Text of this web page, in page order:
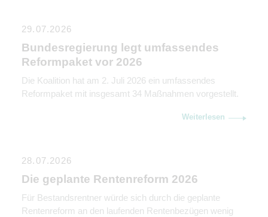
29.07.2026
Bundesregierung legt umfassendes
Reformpaket vor 2026
Die Koalition hat am 2. Juli 2026 ein umfassendes
Reformpaket mit insgesamt 34 Maßnahmen vorgestellt.
Weiterlesen
28.07.2026
Die geplante Rentenreform 2026
Für Bestandsrentner würde sich durch die geplante
Rentenreform an den laufenden Rentenbezügen wenig